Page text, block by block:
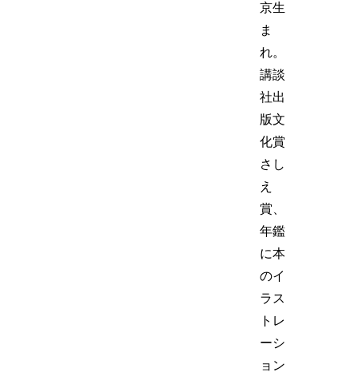
京生
ま
れ。
講談
社出
版文
化賞
さし
え
賞、
年鑑
に本
のイ
ラス
トレ
ーシ
ョン